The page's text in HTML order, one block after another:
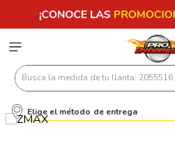
Busca la medida de tu llanta:
Elige el método de entrega